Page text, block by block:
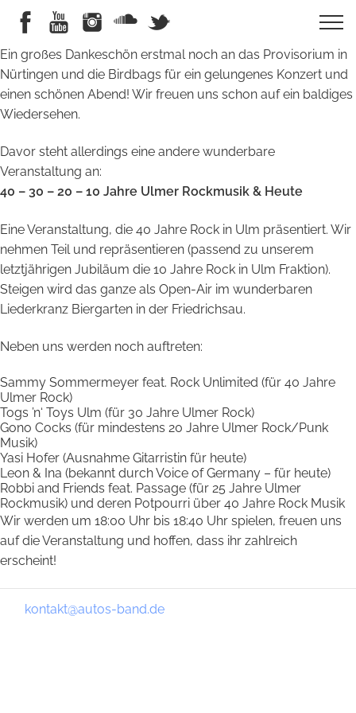
Ein großes Dankeschön erstmal noch an das Provisorium in
Nürtingen und die Birdbags für ein gelungenes Konzert und
einen schönen Abend! Wir freuen uns schon auf ein baldiges
Wiedersehen.
Davor steht allerdings eine andere wunderbare
Veranstaltung an:
40 – 30 – 20 – 10 Jahre Ulmer Rockmusik & Heute
Eine Veranstaltung, die 40 Jahre Rock in Ulm präsentiert. Wir
nehmen Teil und repräsentieren (passend zu unserem
letztjährigen Jubiläum die 10 Jahre Rock in Ulm Fraktion).
Steigen wird das ganze als Open-Air im wunderbaren
Liederkranz Biergarten in der Friedrichsau.
Neben uns werden noch auftreten:
Sammy Sommermeyer feat. Rock Unlimited (für 40 Jahre
Ulmer Rock)
Togs ’n‘ Toys Ulm (für 30 Jahre Ulmer Rock)
Gono Cocks (für mindestens 20 Jahre Ulmer Rock/Punk
Musik)
Yasi Hofer (Ausnahme Gitarristin für heute)
Leon & Ina (bekannt durch Voice of Germany – für heute)
Robbi and Friends feat. Passage (für 25 Jahre Ulmer
Rockmusik) und deren Potpourri über 40 Jahre Rock Musik
Wir werden um 18:00 Uhr bis 18:40 Uhr spielen, freuen uns
auf die Veranstaltung und hoffen, dass ihr zahlreich
erscheint!
kontakt@autos-band.de